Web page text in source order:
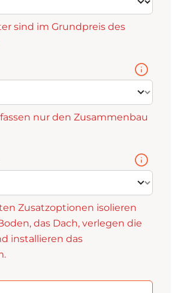
sind im Grundpreis des
nur den Zusammenbau
Zusatzoptionen isolieren
das Dach, verlegen die
installieren das